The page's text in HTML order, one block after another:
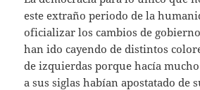
este extraño periodo de la
oficializar los cambios de
han ido cayendo de distintos
de izquierdas porque hacía
a sus siglas habían apostatado de